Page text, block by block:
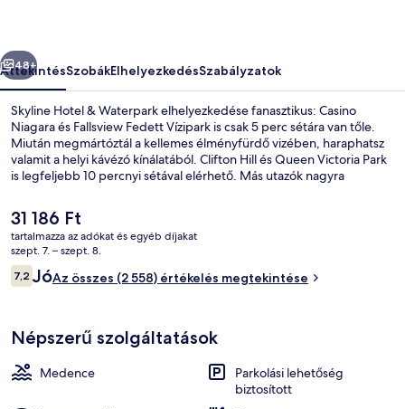
Következő
48+
ÁttekintésSzobákElhelyezkedésSzabályzatok
Skyline Hotel & Waterpark elhelyezkedése fanasztikus: Casino
Niagara és Fallsview Fedett Vízipark is csak 5 perc sétára van tőle.
Miután megmártóztál a kellemes élményfürdő vizében, haraphatsz
valamit a helyi kávézó kínálatából. Clifton Hill és Queen Victoria Park
is legfeljebb 10 percnyi sétával elérhető. Más utazók nagyra
elhelyezkedés.
A
jelenlegi
ár
31 186 Ft
31 186 Ft
tartalmazza az adókat és egyéb díjakat
szept. 7. – szept. 8.
Értékelések
7,27,2 ennyiből: 10
JóAz összes (2 558) értékelés megtekintése
Népszerű szolgáltatások
Medence
Parkolási lehetőség
biztosított